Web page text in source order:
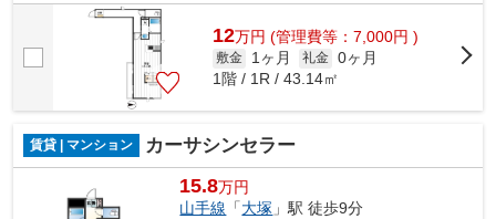
12万円 (管理費等：7,000円 )
敷金 1ヶ月 礼金 0ヶ月
1階 / 1R / 43.14㎡
賃貸 | マンション カーサシンセラー
15.8万円
山手線 「大塚 」駅 徒歩9分